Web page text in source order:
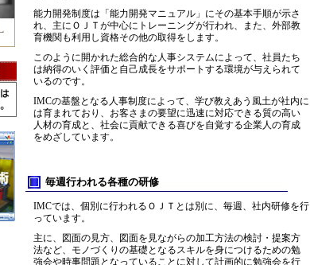
能力開発制度は「能力開発マニュアル」にその基本手順が示さ
れ、主にＯＪＴが中心にトレーニングが行われ、また、外部教
育機関も利用し資格その他の取得をします。
このように開かれた総合的な人事システムによって、社員たち
は納得のいく評価と自己成長をサポートする環境が与えられて
いるのです。
IMCの基盤となる人事制度によって、学び教えあう風土が社内に
は育まれており、お客さまの要望に迅速に対応できる質の高い
人材の育成と、社会に貢献できる喜びを自覚する企業人の育成
をめざしています。
毎週行われる各種の研修
IMCでは、個別に行われるＯＪＴとは別に、毎週、社内研修を行
っています。
主に、図面の見方、図面を見ながらの加工方法の検討・提案方
法など、モノづくりの基礎となるスキルを身につけるための勉
強会や時事問題となっていることに対して計画的に勉強会を行